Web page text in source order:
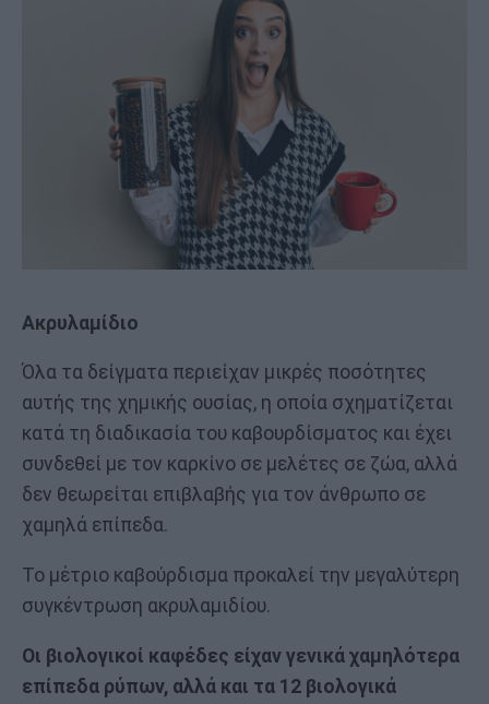
Ακρυλαμίδιο
Όλα τα δείγματα περιείχαν μικρές ποσότητες
αυτής της χημικής ουσίας, η οποία σχηματίζεται
κατά τη διαδικασία του καβουρδίσματος και έχει
συνδεθεί με τον καρκίνο σε μελέτες σε ζώα, αλλά
δεν θεωρείται επιβλαβής για τον άνθρωπο σε
χαμηλά επίπεδα.
Το μέτριο καβούρδισμα προκαλεί την μεγαλύτερη
συγκέντρωση ακρυλαμιδίου.
Οι βιολογικοί καφέδες είχαν γενικά χαμηλότερα
επίπεδα ρύπων, αλλά και τα 12 βιολογικά